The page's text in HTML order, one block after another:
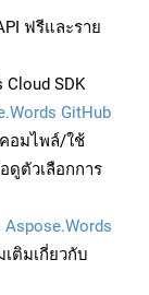
ฟรีและราย
SDK
GitHub
อมไพล์/ใช้
ดูตัวเลือกการ
Aspose.Words
ติมเกี่ยวกับ